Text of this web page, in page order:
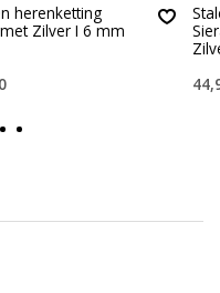
herenketting
Zilver I 6 mm